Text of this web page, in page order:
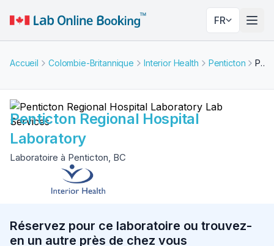
FR
Accueil Colombie-Britannique Interior Health Penticton Penticton Regional Hospital Laboratory
Penticton Regional Hospital
Laboratory
Laboratoire à Penticton, BC
Réservez pour ce laboratoire ou trouvez-
en un autre près de chez vous